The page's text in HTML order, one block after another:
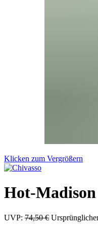
Klicken zum Vergrößern
Hot-
UVP: 74,50€